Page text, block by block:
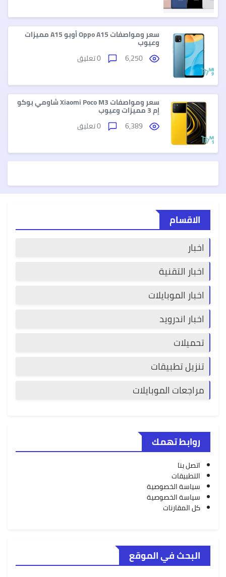
سعر ومواصفات Oppo A15 أوبو A15 مميزات
وعيوب
سعر ومواصفات Xiaomi Poco M3 شاومي بوكو
إم 3 مميزات وعيوب
الاقسام
اخبار
اخبار التقنية
اخبار الموبايلات
اخبار اندرويد
تحميلات
تنزيل تطبيقات
مراجعات الموبايلات
روابط تهمك
اتصل بنا
التطبيقات
سياسة الخصوصية
سياسة الخصوصية
كل المقارنات
البحث في الموقع